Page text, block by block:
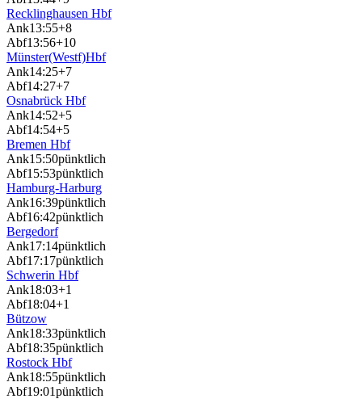
Recklinghausen Hbf
Ank13:55+8
Abf13:56+10
Münster(Westf)Hbf
Ank14:25+7
Abf14:27+7
Osnabrück Hbf
Ank14:52+5
Abf14:54+5
Bremen Hbf
Ank15:50pünktlich
Abf15:53pünktlich
Hamburg-Harburg
Ank16:39pünktlich
Abf16:42pünktlich
Bergedorf
Ank17:14pünktlich
Abf17:17pünktlich
Schwerin Hbf
Ank18:03+1
Abf18:04+1
Bützow
Ank18:33pünktlich
Abf18:35pünktlich
Rostock Hbf
Ank18:55pünktlich
Abf19:01pünktlich